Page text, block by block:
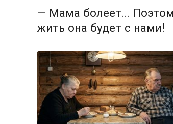
— Мама болеет…
жить она будет с нами!